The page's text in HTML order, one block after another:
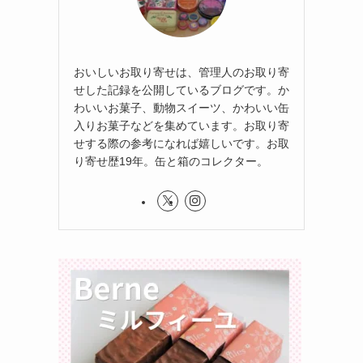
おいしいお取り寄せは、管理人のお取り寄
せした記録を公開しているブログです。か
わいいお菓子、動物スイーツ、かわいい缶
入りお菓子などを集めています。お取り寄
せする際の参考になれば嬉しいです。お取
り寄せ歴19年。缶と箱のコレクター。